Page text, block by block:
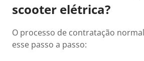
scooter elétrica?
O processo de contratação
esse passo a passo: